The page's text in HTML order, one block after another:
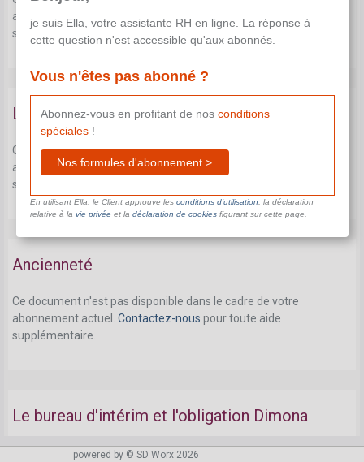
abonnement actuel.
Contactez-nous
pour toute aide
supplémentaire.
Législation relative au bien-être
Ce document n'est pas disponible dans le cadre de votre
abonnement actuel.Contactez-nouspour toute aide
supplémentaire.
Ancienneté
Ce document n'est pas disponible dans le cadre de votre
abonnement actuel. Contactez-nous pour toute aide
supplémentaire.
Le bureau d'intérim et l'obligation Dimona
Ce document n'est pas disponible dans le cadre de votre
powered by © SD Worx 2026
je suis Ella, votre assistante RH en ligne. La réponse à
cette question n'est accessible qu'aux abonnés.
Vous n'êtes pas abonné ?
Abonnez-vous en profitant de nos conditions
spéciales!
Nos formules d'abonnement >
En utilisant Ella, le Client approuve les conditions d’utilisation , la déclaration
relative à la vie privéeet la déclaration de cookiesfigurant sur cette page.